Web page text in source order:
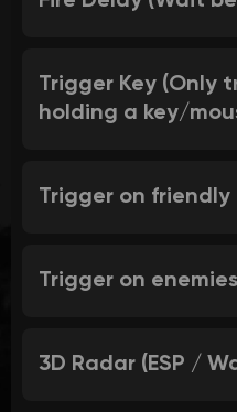
Trigger Key (Only
holding a key/
Trigger on friendly
Trigger on enemies
3D Radar (ESP /